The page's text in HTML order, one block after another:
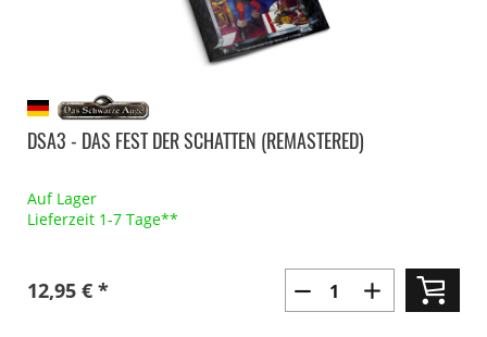
DSA3 - DAS FEST DER SCHATTEN (REMASTERED)
Auf Lager
Lieferzeit 1-7 Tage**
12,95 € *